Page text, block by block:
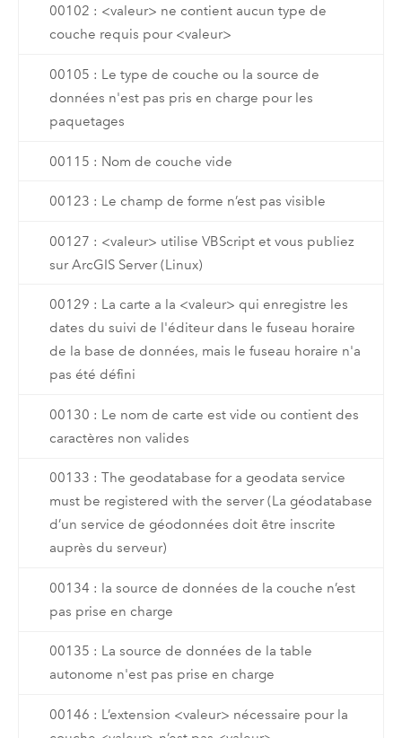
00102 : <valeur> ne contient aucun type de
couche requis pour <valeur>
00105 : Le type de couche ou la source de
données n'est pas pris en charge pour les
paquetages
00115 : Nom de couche vide
00123 : Le champ de forme n’est pas visible
00127 : <valeur> utilise VBScript et vous publiez
sur ArcGIS Server (Linux)
00129 : La carte a la <valeur> qui enregistre les
dates du suivi de l'éditeur dans le fuseau horaire
de la base de données, mais le fuseau horaire n'a
pas été défini
00130 : Le nom de carte est vide ou contient des
caractères non valides
00133 : The geodatabase for a geodata service
must be registered with the server (La géodatabase
d’un service de géodonnées doit être inscrite
auprès du serveur)
00134 : la source de données de la couche n’est
pas prise en charge
00135 : La source de données de la table
autonome n'est pas prise en charge
00146 : L’extension <valeur> nécessaire pour la